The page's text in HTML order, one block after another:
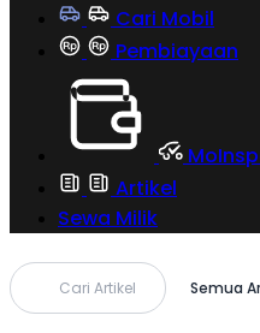
Cari Mobil
Pembiayaan
Artikel
Sewa Milik
Cari Artikel Semua